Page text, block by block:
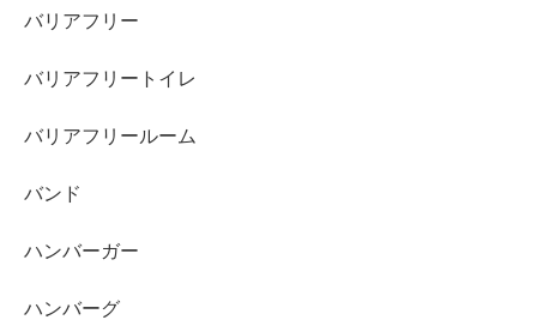
バリアフリー
バリアフリートイレ
バリアフリールーム
バンド
ハンバーガー
ハンバーグ